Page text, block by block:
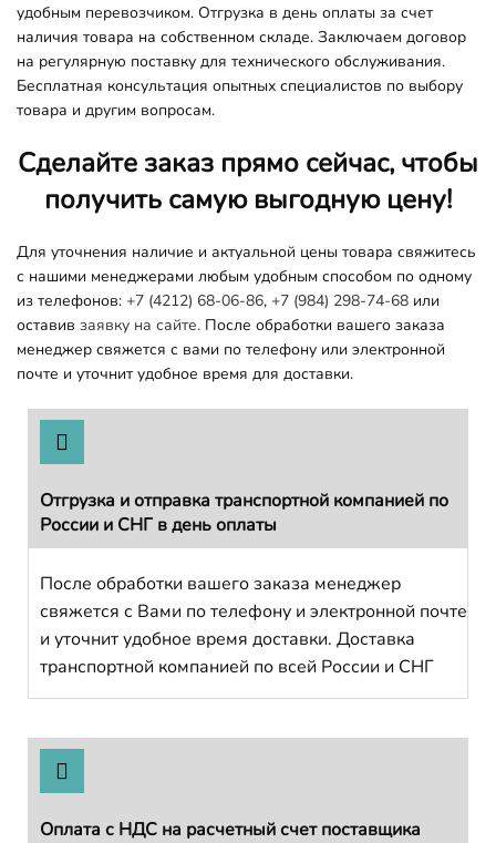
удобным перевозчиком. Отгрузка в день оплаты за счет
наличия товара на собственном складе. Заключаем договор
на регулярную поставку для технического обслуживания.
Бесплатная консультация опытных специалистов по выбору
товара и другим вопросам.
Сделайте заказ прямо сейчас, чтобы
получить самую выгодную цену!
Для уточнения наличие и актуальной цены товара свяжитесь
с нашими менеджерами любым удобным способом по одному
из телефонов: +7 (4212) 68-06-86, +7 (984) 298-74-68 или
оставив заявку на сайте. После обработки вашего заказа
менеджер свяжется с вами по телефону или электронной
почте и уточнит удобное время для доставки.
Отгрузка и отправка транспортной компанией по
России и СНГ в день оплаты
После обработки вашего заказа менеджер
свяжется с Вами по телефону и электронной почте
и уточнит удобное время доставки. Доставка
транспортной компанией по всей России и СНГ
Оплата с НДС на расчетный счет поставщика